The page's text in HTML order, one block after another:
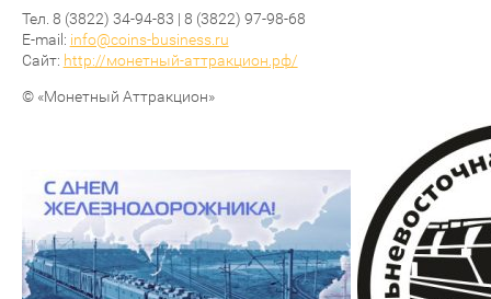
Тел. 8 (3822) 34-94-83 | 8 (3822) 97-98-68
E-mail: info@coins-business.ru
Сайт: http://монетный-аттракцион.рф/
© «Монетный Аттракцион»